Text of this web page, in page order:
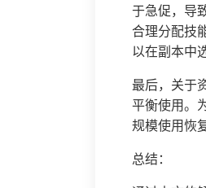
于急促，导
合理分配技
以在副本中
最后，关于
平衡使用。
规模使用恢
总结：